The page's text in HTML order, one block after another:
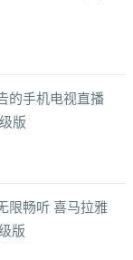
的手机电视直播
版
限畅听 喜马拉雅
版